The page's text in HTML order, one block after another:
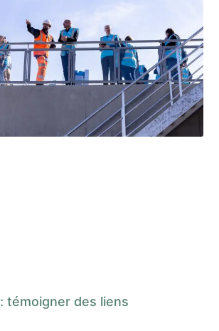
témoigner des liens